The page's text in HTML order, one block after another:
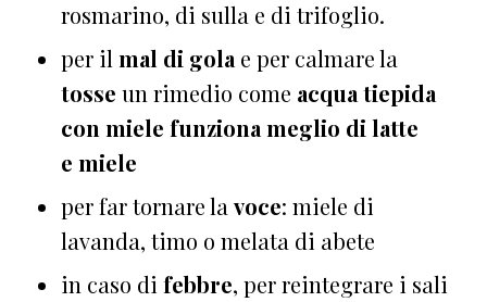
rosmarino, di sulla e di trifoglio.
per il mal di gola e per calmare la
tosse un rimedio come acqua tiepida
con miele funziona meglio di latte
e miele
per far tornare la voce: miele di
lavanda, timo o melata di abete
in caso di febbre, per reintegrare i sali